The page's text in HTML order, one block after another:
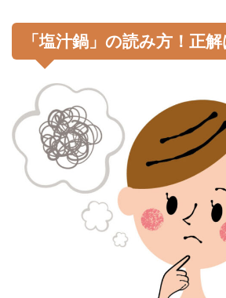
「塩汁鍋」の読み方！正解